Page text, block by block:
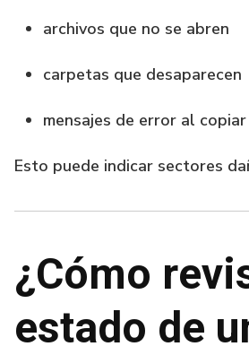
archivos que no se abren
carpetas que desaparecen
mensajes de error al
Esto puede indicar sectores
¿Cómo
estado de